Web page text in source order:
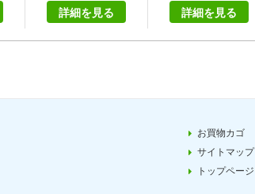
詳細を見る 詳細を見る
お買物カゴ
サイトマップ
トップページ